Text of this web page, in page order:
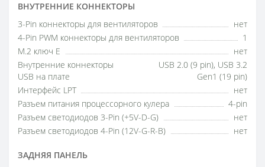
ВНУТРЕННИЕ КОННЕКТОРЫ
3-Pin коннекторы для вентиляторов
нет
4-Pin PWM коннекторы для вентиляторов
1
M.2 ключ E
нет
Внутренние коннекторы
USB на плате
USB 2.0 (9 pin), USB 3.2
Gen1 (19 pin)
Интерфейс LPT
нет
Разъем питания процессорного кулера
4-pin
Разъем светодиодов 3-Pin (+5V-D-G)
нет
Разъем светодиодов 4-Pin (12V-G-R-B)
нет
ЗАДНЯЯ ПАНЕЛЬ